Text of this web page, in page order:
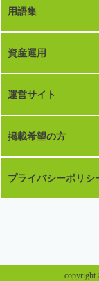
用語集
資産運用
運営サイト
掲載希望の方
プライバシーポリシ
copyright